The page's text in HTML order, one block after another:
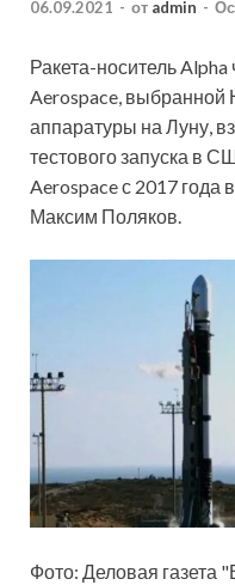
06.09.2021 - от admin -
Ракета-носитель
Aerospace, выбранной
аппаратуры на Луну,
тестового запуска в
Aerospace с 2017 года
Максим Поляков.
Фото: Деловая газета